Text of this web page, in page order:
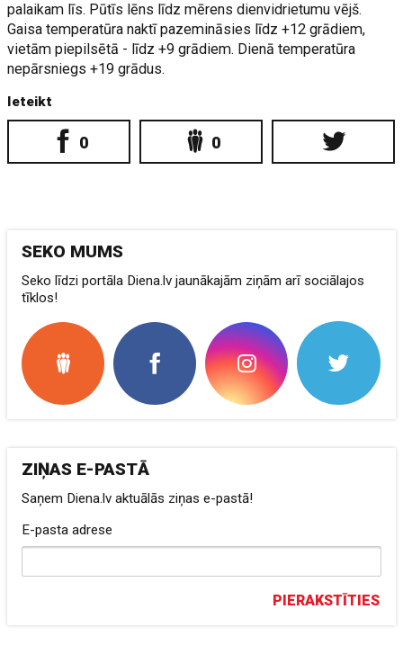
palaikam līs. Pūtīs lēns līdz mērens dienvidrietumu vējš.
Gaisa temperatūra naktī pazemināsies līdz +12 grādiem,
vietām piepilsētā - līdz +9 grādiem. Dienā temperatūra
nepārsniegs +19 grādus.
Ieteikt
0 0
SEKO MUMS
Seko līdzi portāla Diena.lv jaunākajām ziņām arī sociālajos
tīklos!
ZIŅAS E-PASTĀ
Saņem Diena.lv aktuālās ziņas e-pastā!
E-pasta adrese
PIERAKSTĪTIES